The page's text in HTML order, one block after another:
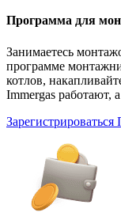
Программа для
Занимаетесь
программе
котлов,
Immergas работают,
Зарегистрироваться